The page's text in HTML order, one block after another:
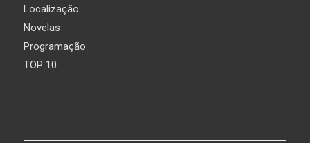
Localização
Novelas
Programação
TOP 10